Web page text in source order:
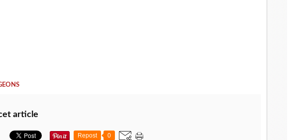
article
Repost 0